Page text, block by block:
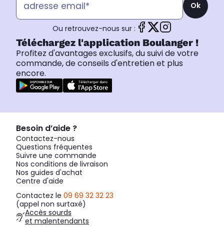
Ok
Ou retrouvez-nous sur :
Téléchargez l'application Boulanger !
Profitez d'avantages exclusifs, du suivi de votre
commande, de conseils d'entretien et plus
encore.
Besoin d’aide ?
Contactez-nous
Questions fréquentes
Suivre une commande
Nos conditions de livraison
Nos guides d'achat
Centre d'aide
Contactez le 09 69 32 32 23
(appel non surtaxé)
Accès sourds
et malentendants